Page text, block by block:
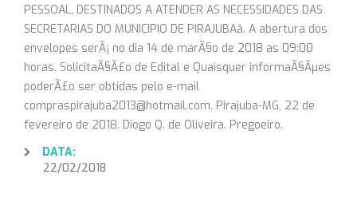
PESSOAL, DESTINADOS A ATENDER AS NECESSIDADES DAS
SECRETARIAS DO MUNICIPIO DE PIRAJUBAâ. A abertura dos
envelopes serÃ¡ no dia 14 de marÃ§o de 2018 as 09:00
horas. SolicitaÃ§Ã£o de Edital e Quaisquer informaÃ§Ãµes
poderÃ£o ser obtidas pelo e-mail
compraspirajuba2013@hotmail.com. Pirajuba-MG, 22 de
fevereiro de 2018. Diogo Q. de Oliveira. Pregoeiro.
DATA:
22/02/2018